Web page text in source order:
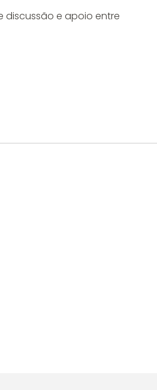
discussão e apoio entre